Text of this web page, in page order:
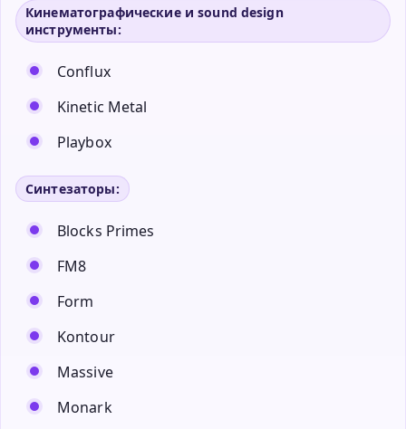
Кинематографические и sound design
инструменты:
Conflux
Kinetic Metal
Playbox
Синтезаторы:
Blocks Primes
FM8
Form
Kontour
Massive
Monark